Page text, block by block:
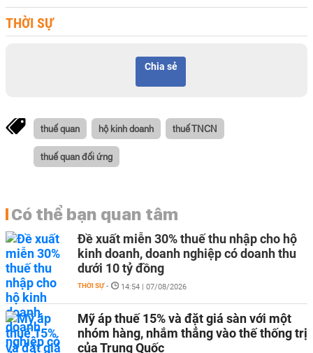
THỜI SỰ
Chia sẻ
thuế quan hộ kinh doanh thuế TNCN
thuế quan đối ứng
Có thể bạn quan tâm
Đề xuất miễn 30% thuế thu nhập cho hộ
kinh doanh, doanh nghiệp có doanh thu
dưới 10 tỷ đồng
THỜI SỰ - 14:54 | 07/08/2026
Mỹ áp thuế 15% và đặt giá sàn với một
nhóm hàng, nhắm thẳng vào thế thống trị
của Trung Quốc